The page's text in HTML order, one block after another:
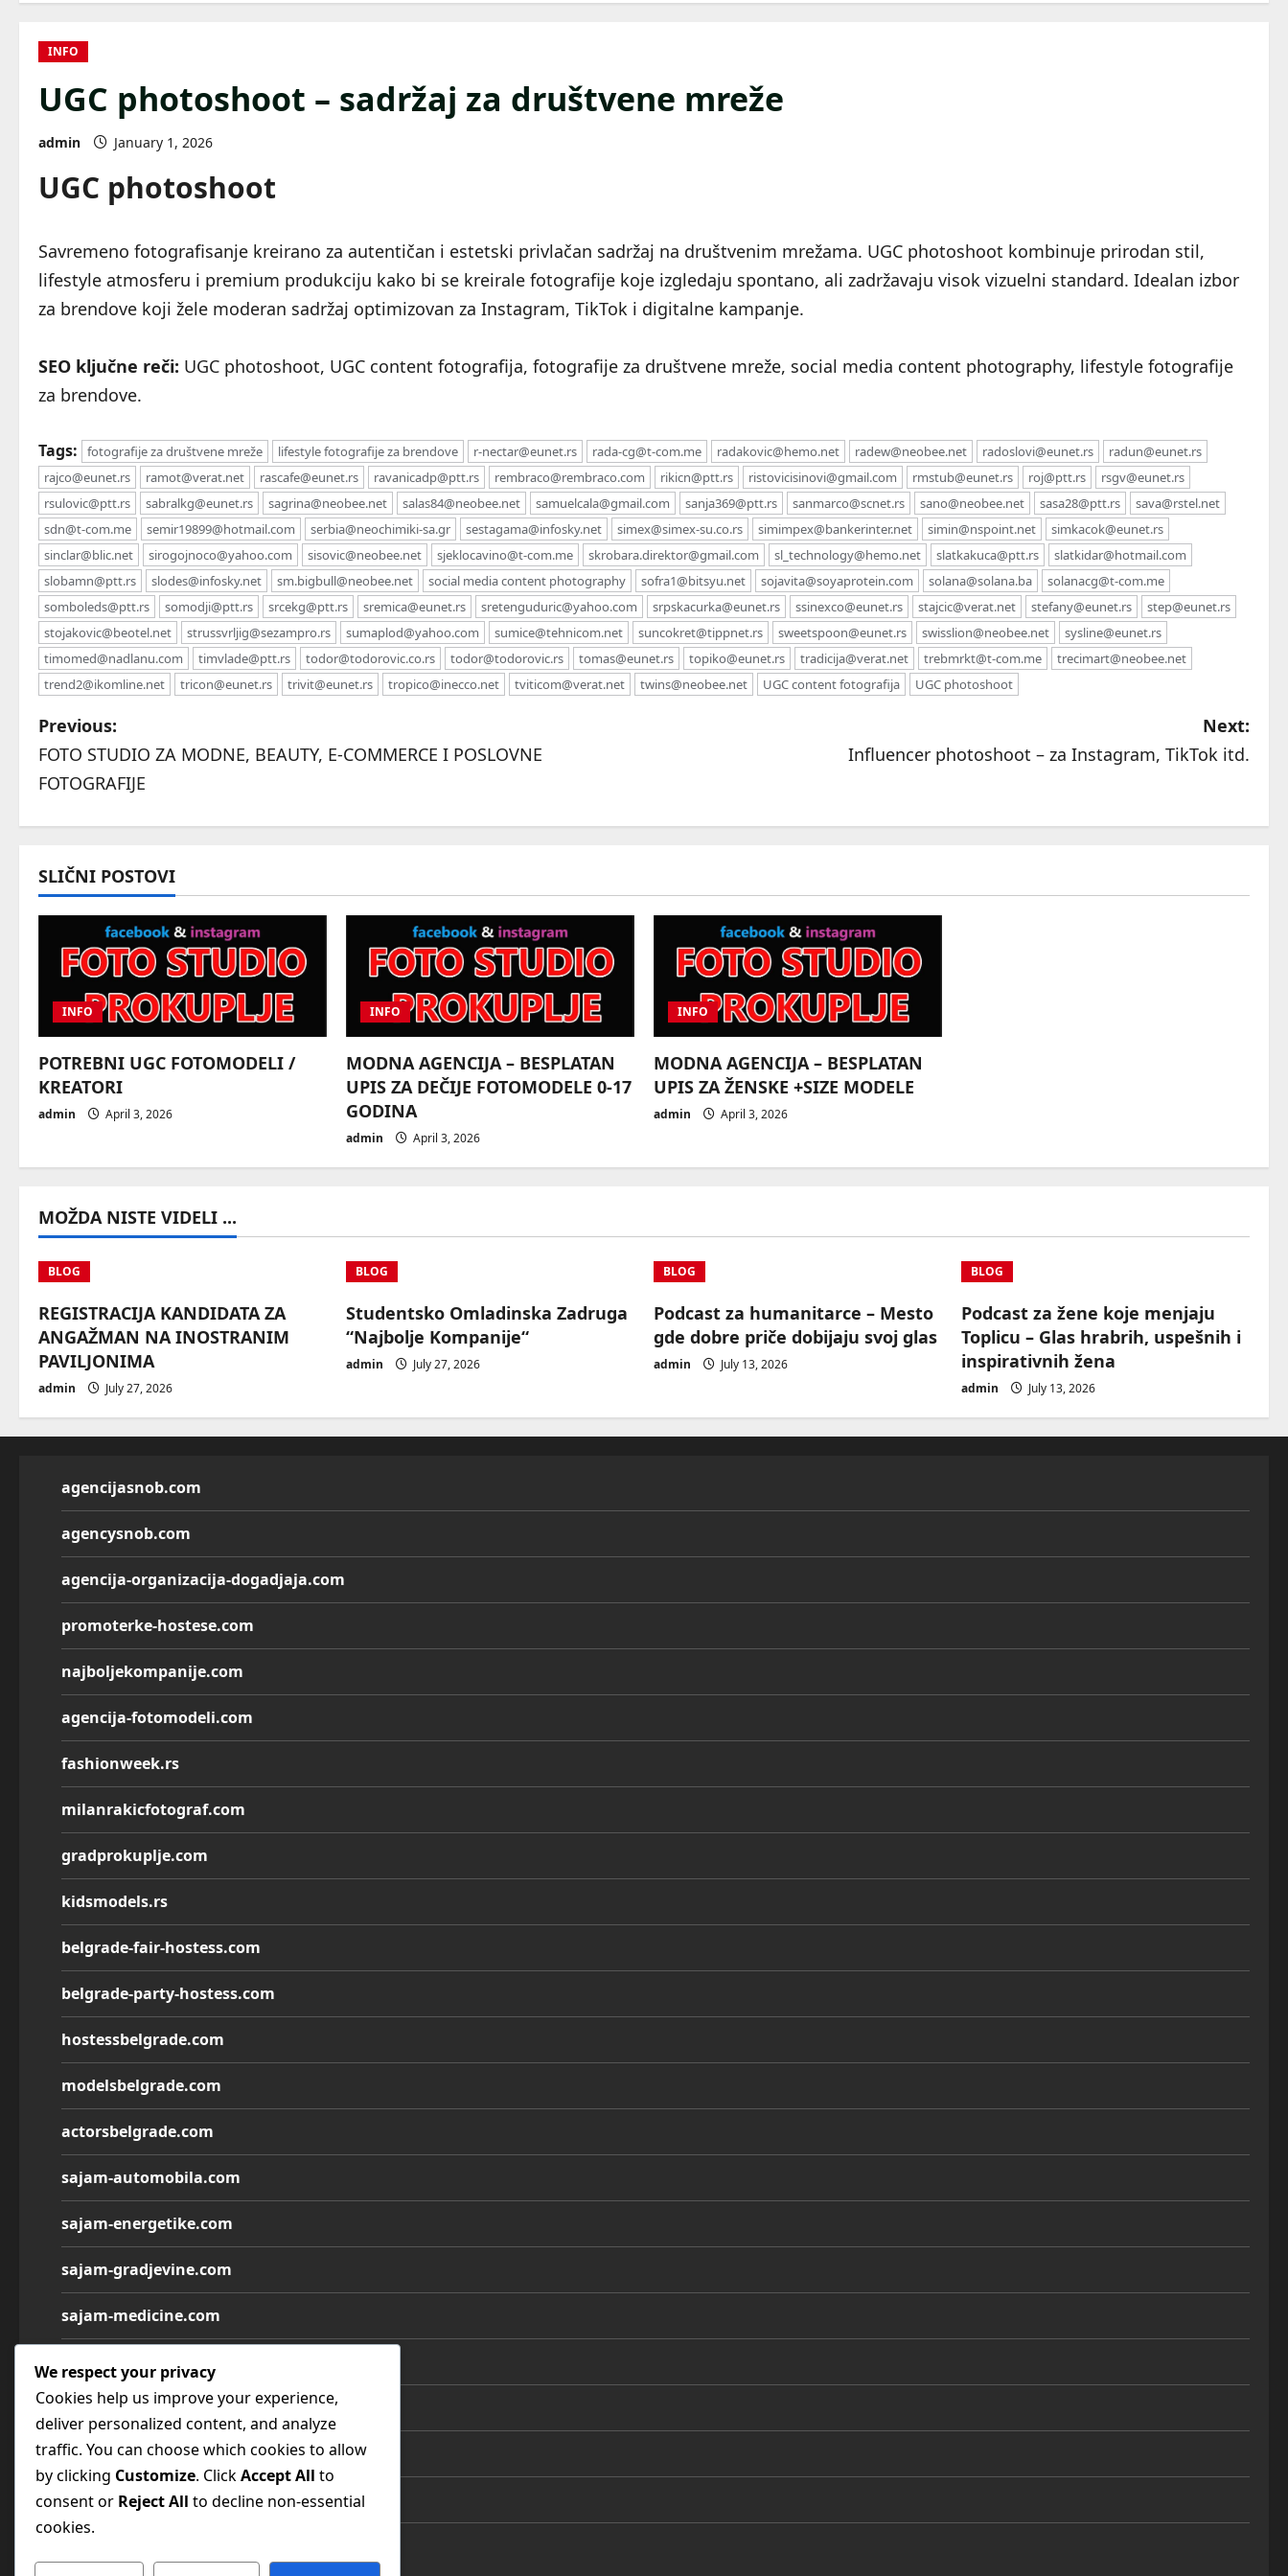
INFO
UGC photoshoot – sadržaj za društvene mreže
admin January 1, 2026
UGC photoshoot
Savremeno fotografisanje kreirano za autentičan i estetski privlačan sadržaj na društvenim mrežama. UGC photoshoot kombinuje prirodan stil,
lifestyle atmosferu i premium produkciju kako bi se kreirale fotografije koje izgledaju spontano, ali zadržavaju visok vizuelni standard. Idealan izbor
za brendove koji žele moderan sadržaj optimizovan za Instagram, TikTok i digitalne kampanje.
SEO ključne reči: UGC photoshoot, UGC content fotografija, fotografije za društvene mreže, social media content photography, lifestyle fotografije
za brendove.
Tags: fotografije za društvene mreže lifestyle fotografije za brendove r-nectar@eunet.rs rada-cg@t-com.me radakovic@hemo.net radew@neobee.net radoslovi@eunet.rs
radun@eunet.rs
rajco@eunet.rs
ramot@verat.net rascafe@eunet.rs ravanicadp@ptt.rs rembraco@rembraco.com rikicn@ptt.rs ristovicisinovi@gmail.com rmstub@eunet.rs roj@ptt.rs
rsgv@eunet.rs
rsulovic@ptt.rs
sabralkg@eunet.rs sagrina@neobee.net salas84@neobee.net samuelcala@gmail.com sanja369@ptt.rs sanmarco@scnet.rs sano@neobee.net sasa28@ptt.rs
sava@rstel.net
sdn@t-com.me
semir19899@hotmail.com serbia@neochimiki-sa.gr sestagama@infosky.net simex@simex-su.co.rs simimpex@bankerinter.net simin@nspoint.net
simkacok@eunet.rs
sinclar@blic.net
sirogojnoco@yahoo.com sisovic@neobee.net sjeklocavino@t-com.me skrobara.direktor@gmail.com sl_technology@hemo.net slatkakuca@ptt.rs
slatkidar@hotmail.com
slobamn@ptt.rs
slodes@infosky.net sm.bigbull@neobee.net social media content photography sofra1@bitsyu.net sojavita@soyaprotein.com solana@solana.ba
solanacg@t-com.me
somboleds@ptt.rs
somodji@ptt.rs srcekg@ptt.rs sremica@eunet.rs sretenguduric@yahoo.com srpskacurka@eunet.rs ssinexco@eunet.rs stajcic@verat.net stefany@eunet.rs
step@eunet.rs
stojakovic@beotel.net
strussvrljig@sezampro.rs sumaplod@yahoo.com sumice@tehnicom.net suncokret@tippnet.rs sweetspoon@eunet.rs swisslion@neobee.net
sysline@eunet.rs
timomed@nadlanu.com
timvlade@ptt.rs todor@todorovic.co.rs todor@todorovic.rs tomas@eunet.rs topiko@eunet.rs tradicija@verat.net trebmrkt@t-com.me
trecimart@neobee.net
trend2@ikomline.net
tricon@eunet.rs trivit@eunet.rs tropico@inecco.net tviticom@verat.net twins@neobee.net UGC content fotografija UGC photoshoot
P
o
n
g
a
i
o
n
Previous:
FOTO STUDIO ZA MODNE, BEAUTY, E-COMMERCE I POSLOVNE
FOTOGRAFIJE
Next:
Influencer photoshoot – za Instagram, TikTok itd.
SLIČNI POSTOVI
INFO
POTREBNI UGC FOTOMODELI /
KREATORI
admin April 3, 2026
INFO
MODNA AGENCIJA – BESPLATAN
UPIS ZA DEČIJE FOTOMODELE 0-17
GODINA
admin April 3, 2026
INFO
MODNA AGENCIJA – BESPLATAN
UPIS ZA ŽENSKE +SIZE MODELE
admin April 3, 2026
MOŽDA NISTE VIDELI ...
BLOG
REGISTRACIJA KANDIDATA ZA
ANGAŽMAN NA INOSTRANIM
PAVILJONIMA
admin July 27, 2026
BLOG
Studentsko Omladinska Zadruga
“Najbolje Kompanije“
admin July 27, 2026
BLOG
Podcast za humanitarce – Mesto
gde dobre priče dobijaju svoj glas
admin July 13, 2026
BLOG
Podcast za žene koje menjaju
Toplicu – Glas hrabrih, uspešnih i
inspirativnih žena
admin July 13, 2026
agencijasnob.com
agencysnob.com
agencija-organizacija-dogadjaja.com
promoterke-hostese.com
najboljekompanije.com
agencija-fotomodeli.com
fashionweek.rs
milanrakicfotograf.com
gradprokuplje.com
kidsmodels.rs
belgrade-fair-hostess.com
belgrade-party-hostess.com
hostessbelgrade.com
modelsbelgrade.com
actorsbelgrade.com
sajam-automobila.com
sajam-energetike.com
sajam-gradjevine.com
sajam-medicine.com
sajam-namestaja.com
sajam-poljoprivrede.com
sajam-tehnike.com
sajam-turizma.com
We respect your privacy
Cookies help us improve your experience,
deliver personalized content, and analyze
traffic. You can choose which cookies to allow
by clicking Customize. ClickAccept All to
consent or Reject All to decline non-essential
cookies.